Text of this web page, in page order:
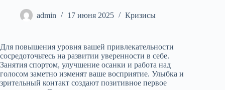
admin 17 июня 2025 Кризисы
Для повышения уровня вашей привлекательности
сосредоточьтесь на развитии уверенности в себе.
Занятия спортом, улучшение осанки и работа над
голосом заметно изменят ваше восприятие. Улыбка и
зрительный контакт создают позитивное первое